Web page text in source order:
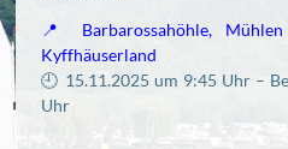
📍 Barbarossahöhle,
Kyffhäuserland
🕘 15.11.2025 um 9:45 Uhr –
Uhr